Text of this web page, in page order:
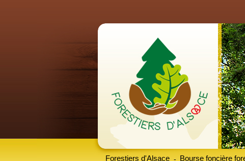
Forestiers d'Alsace Bourse foncière
-